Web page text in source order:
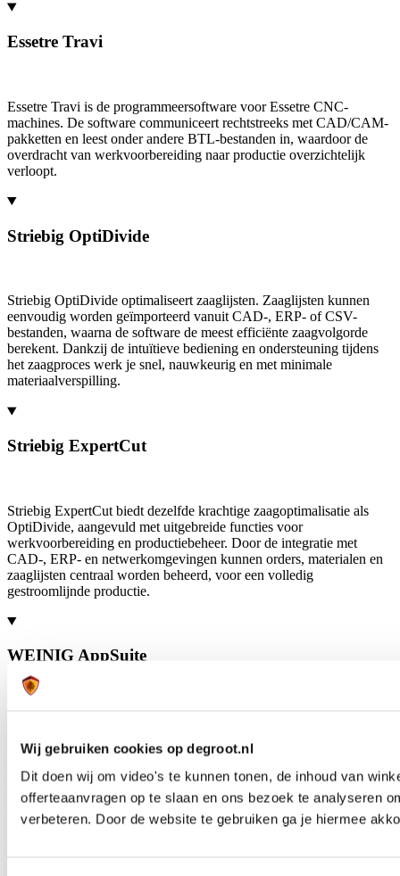
Wij gebruiken cookies op degroot.nl
Dit doen wij om video's te kunnen tonen, de inhoud van
offerteaanvragen op te slaan en ons bezoek te analyseren
verbeteren. Door de website te gebruiken ga je hiermee
Essetre Travi
Essetre Travi is de programmeersoftware voor Essetre CNC-
machines. De software communiceert rechtstreeks met CAD/CAM-
pakketten en leest onder andere BTL-bestanden in, waardoor de
overdracht van werkvoorbereiding naar productie overzichtelijk
verloopt.
Striebig OptiDivide
Striebig OptiDivide optimaliseert zaaglijsten. Zaaglijsten kunnen
eenvoudig worden geïmporteerd vanuit CAD-, ERP- of CSV-
bestanden, waarna de software de meest efficiënte zaagvolgorde
berekent. Dankzij de intuïtieve bediening en ondersteuning tijdens
het zaagproces werk je snel, nauwkeurig en met minimale
materiaalverspilling.
Striebig ExpertCut
Striebig ExpertCut biedt dezelfde krachtige zaagoptimalisatie als
OptiDivide, aangevuld met uitgebreide functies voor
werkvoorbereiding en productiebeheer. Door de integratie met
CAD-, ERP- en netwerkomgevingen kunnen orders, materialen en
zaaglijsten centraal worden beheerd, voor een volledig
gestroomlijnde productie.
WEINIG AppSuite
Met AppSuite krijg je toegang tot relevante machinegegevens en
ondersteunende functies die helpen bij dagelijks gebruik, onderhoud
en procesbewaking.